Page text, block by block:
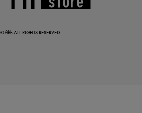
© fifth ALL RIGHTS RESERVED.